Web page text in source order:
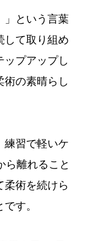
」という言葉
して取り組め
ップアップし
術の素晴らし
練習で軽いケ
ら離れること
柔術を続けら
す。